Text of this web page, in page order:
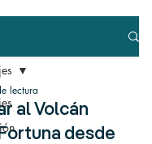
al Volcán
desde
lectura